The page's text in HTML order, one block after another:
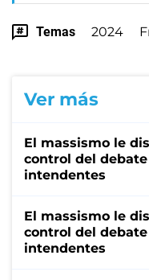
Temas 2024
Ver más
El massismo le
control del
intendentes
El massismo le
control del
intendentes